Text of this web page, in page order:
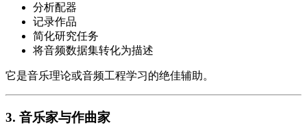
分析配器
记录作品
简化研究任务
将音频数据集转化为描述
它是音乐理论或音频工程学习的绝佳辅助。
3. 音乐家与作曲家